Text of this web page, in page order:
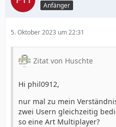
Anfänger
5. Oktober 2023 um 22:31
Zitat von Huschte
Hi phil0912,
nur mal zu mein
zwei Usern gleichzeitig
so eine Art Multiplayer?